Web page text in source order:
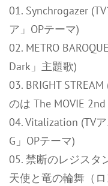
01. Synchrogazer
ア」OPテーマ)
02. METRO
Dark」主題歌)
03. BRIGHT
のは The MOVIE 2nd
04. Vitalization (TV
G」OPテーマ)
05. 禁断のレジスタ
天使と竜の輪舞（